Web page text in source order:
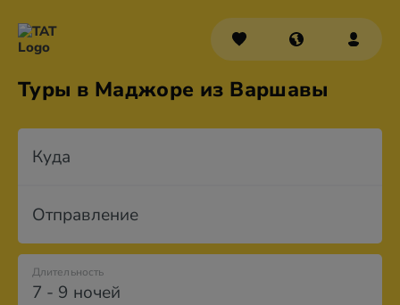
Туры в Маджоре из Варшавы
Куда
Отправление
7 - 9 ночей
Длительность